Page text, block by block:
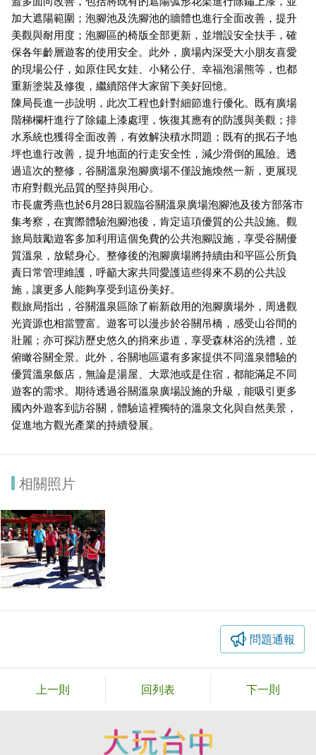
加大遮陽範圍；泡腳池及洗腳池的牆體也進行全面改善，提升
美觀與耐用度；泡腳區的椅版全部更新，並增設安全扶手，確
保各年齡層遊客的使用安全。此外，廣場內深受大小朋友喜愛
的現場公仔，如原住民女娃、小豬公仔、幸福泡湯熊等，也都
重新塗裝及修復，繼續陪伴大家留下美好回憶。
陳局長進一步說明，此次工程也針對細節進行優化。既有廣場
階梯欄杆進行了除鏽上漆處理，恢復其應有的防護與美觀；排
水系統也獲得全面改善，有效解決積水問題；既有的抿石子地
坪也進行改善，提升地面的行走安全性，減少滑倒的風險。透
過這次的整修，谷關溫泉泡腳廣場不僅設施煥然一新，更展現
市府對觀光品質的堅持與用心。
市長盧秀燕也於6月28日親臨谷關溫泉廣場泡腳池及後方部落市
集考察，在實際體驗泡腳池後，肯定這項優質的公共設施。觀
旅局鼓勵遊客多加利用這個免費的公共泡腳設施，享受谷關優
質溫泉，放鬆身心。整修後的泡腳廣場將持續由和平區公所負
責日常管理維護，呼籲大家共同愛護這些得來不易的公共設
施，讓更多人能夠享受到這份美好。
觀旅局指出，谷關溫泉區除了嶄新啟用的泡腳廣場外，周邊觀
光資源也相當豐富。遊客可以漫步於谷關吊橋，感受山谷間的
壯麗；亦可探訪歷史悠久的捎來步道，享受森林浴的洗禮，並
俯瞰谷關全景。此外，谷關地區還有多家提供不同溫泉體驗的
優質溫泉飯店，無論是湯屋、大眾池或是住宿，都能滿足不同
遊客的需求。期待透過谷關溫泉廣場設施的升級，能吸引更多
國內外遊客到訪谷關，體驗這裡獨特的溫泉文化與自然美景，
促進地方觀光產業的持續發展。
相關照片
問題通報
上一則 回列表 下一則